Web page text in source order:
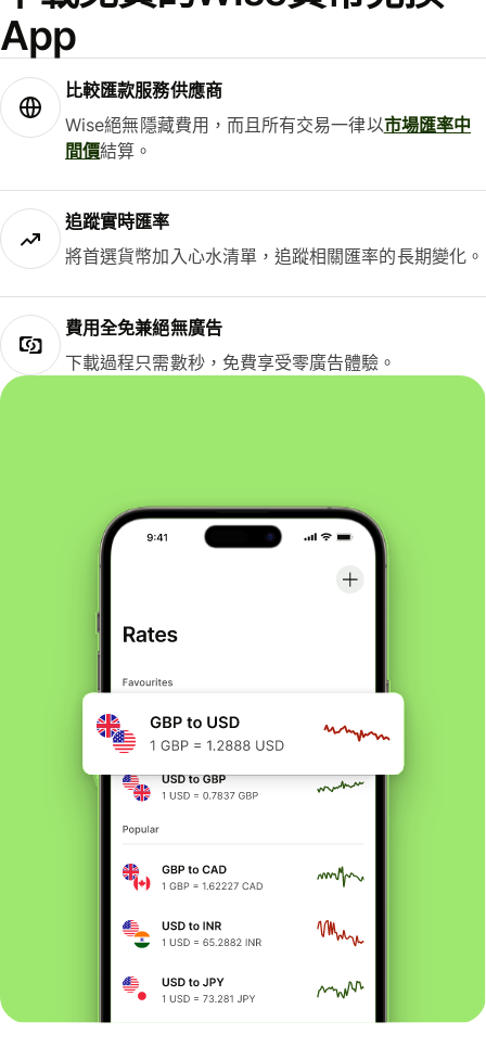
App
比較匯款服務供應商
Wise絕無隱藏費用，而且所有交易一律以市場匯率中
間價結算。
追蹤實時匯率
將首選貨幣加入心水清單，追蹤相關匯率的長期變化。
費用全免兼絕無廣告
下載過程只需數秒，免費享受零廣告體驗。